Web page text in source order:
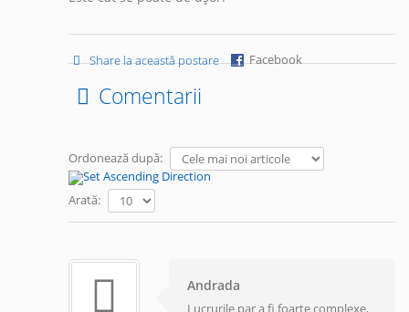
Share la această postare Facebook
Comentarii
Ordonează după:
Arată:
Andrada
Lucrurile par a fi foarte complexe,